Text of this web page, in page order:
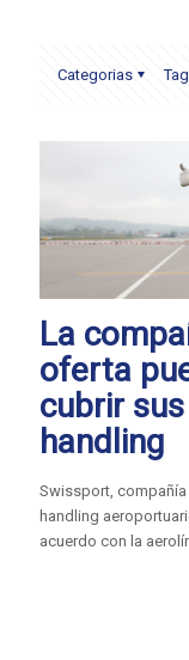
Categorias
La
oferta
cubrir
handling
Swissport,
handling
acuerdo con la